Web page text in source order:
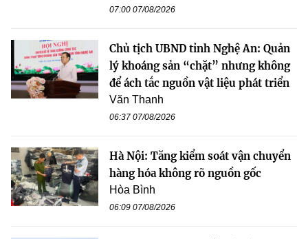
07:00 07/08/2026
Chủ tịch UBND tỉnh Nghệ An: Quản
lý khoáng sản “chặt” nhưng không
để ách tắc nguồn vật liệu phát triển
Văn Thanh
06:37 07/08/2026
Hà Nội: Tăng kiểm soát vận chuyển
hàng hóa không rõ nguồn gốc
Hòa Bình
06:09 07/08/2026